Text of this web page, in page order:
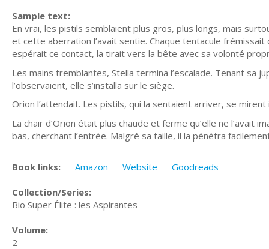
Sample text:
En vrai, les pistils semblaient plus gros, plus longs, mais
et cette aberration l’avait sentie. Chaque tentacule
espérait ce contact, la tirait vers la bête avec sa volonté
Les mains tremblantes, Stella termina l’escalade. Tenant sa
l’observaient, elle s’installa sur le siège.
Orion l’attendait. Les pistils, qui la sentaient arriver, se
La chair d’Orion était plus chaude et ferme qu’elle ne l’avait
bas, cherchant l’entrée. Malgré sa taille, il la pénétra
Book links: Amazon Website Goodreads
Collection/Series:
Bio Super Élite : les Aspirantes
Volume:
2